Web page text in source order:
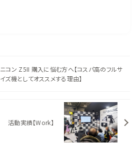
ニコン Z5II 購入に悩む方へ【コスパ高のフルサ
イズ機としてオススメする理由】
活動実績【Work】